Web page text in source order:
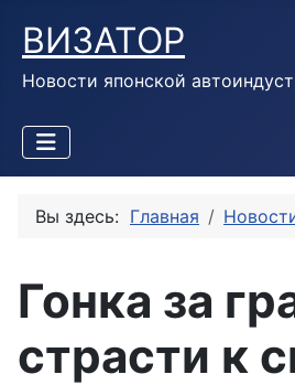
ВИЗАТОР
Новости японской
Вы здесь: Главная
Гонка за
страсти к